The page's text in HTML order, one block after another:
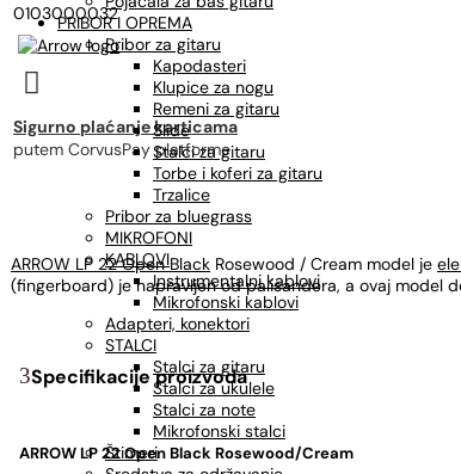
PRIBOR I OPREMA
Pribor za gitaru
Kapodasteri
Klupice za nogu
Remeni za gitaru
Slide
Stalci za gitaru
Torbe i koferi za gitaru
Trzalice
Pribor za bluegrass
MIKROFONI
KABLOVI
Instrumentalni kablovi
Mikrofonski kablovi
Adapteri, konektori
STALCI
Stalci za gitaru
Stalci za ukulele
Stalci za note
Mikrofonski stalci
Štimeri
0103000032

Sigurno plaćanje karticama
putem CorvusPay platforme
ARROW LP 22 Open Black Rosewood / Cream model je
(fingerboard) je napravljen od palisandera, a ovaj model
Specifikacije proizvoda
ARROW LP 22 Open Black Rosewood/Cream